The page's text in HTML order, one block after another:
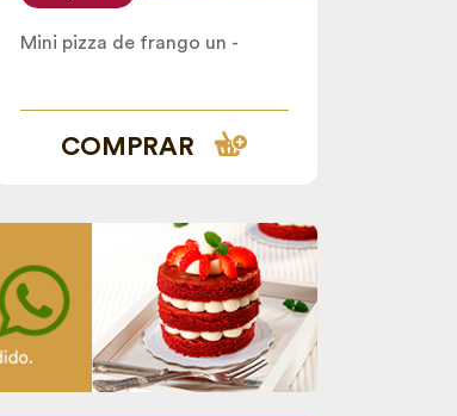
Mini pizza de frango un -
COMPRAR